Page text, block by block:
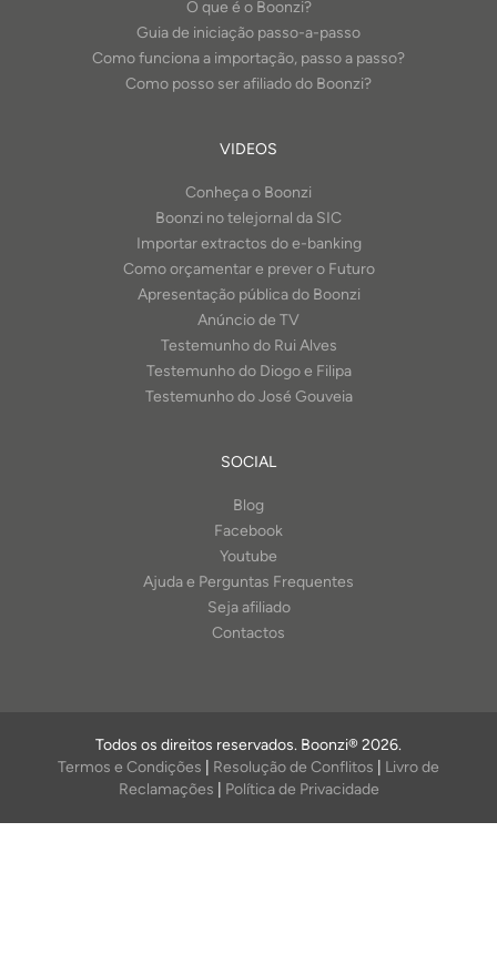
O que é o Boonzi?
Guia de iniciação passo-a-passo
Como funciona a importação, passo a passo?
Como posso ser afiliado do Boonzi?
VIDEOS
Conheça o Boonzi
Boonzi no telejornal da SIC
Importar extractos do e-banking
Como orçamentar e prever o Futuro
Apresentação pública do Boonzi
Anúncio de TV
Testemunho do Rui Alves
Testemunho do Diogo e Filipa
Testemunho do José Gouveia
SOCIAL
Blog
Facebook
Youtube
Ajuda e Perguntas Frequentes
Seja afiliado
Contactos
Todos os direitos reservados. Boonzi® 2026.
Termos e Condições
Resolução de Conflitos
Livro de
Reclamações
Política de Privacidade